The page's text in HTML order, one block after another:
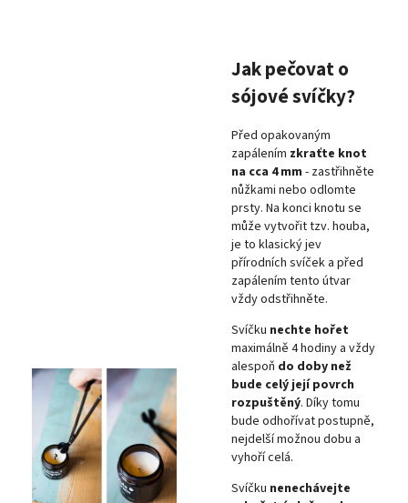
Jak pečovat o
sójové svíčky?
Před opakovaným
zapálením zkraťte knot
na cca 4 mm - zastřihněte
nůžkami nebo odlomte
prsty. Na konci knotu se
může vytvořit tzv. houba,
je to klasický jev
přírodních svíček a před
zapálením tento útvar
vždy odstřihněte.
Svíčku nechte hořet
maximálně 4 hodiny a vždy
alespoň do doby než
bude celý její povrch
rozpuštěný. Díky tomu
bude odhořívat postupně,
nejdelší možnou dobu a
vyhoří celá.
Svíčku nenechávejte